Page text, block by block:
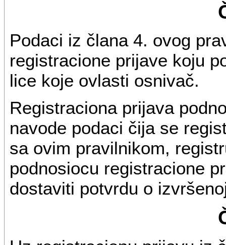
Podaci iz člana 4. ovog
registracione prijave koju
lice koje ovlasti osnivač.
Registraciona prijava
navode podaci čija se
sa ovim pravilnikom,
podnosiocu registracione
dostaviti potvrdu o